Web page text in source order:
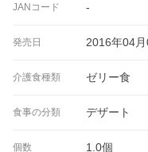
JANコード -
発売日 2016年04月
介護食種類 ゼリー食
食事の分類 デザート
個数 1.0個